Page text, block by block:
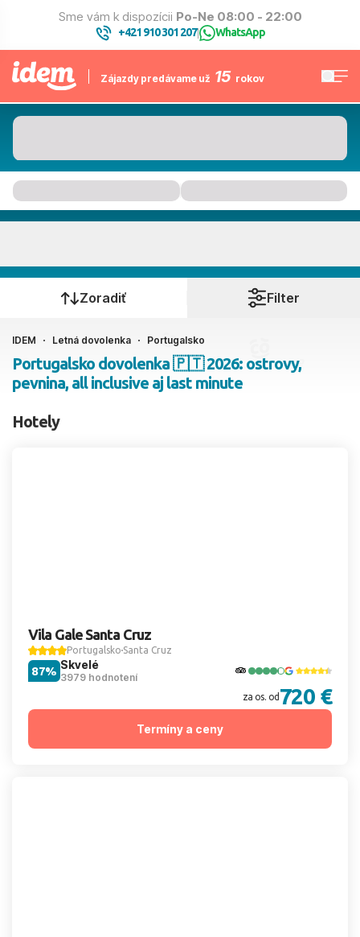
Sme vám k dispozícii Po-Ne 08:00 - 22:00
+421 910 301 207| WhatsApp
Zájazdy predávame už 15 rokov
Kedy cestujete?
Ako cestujete?
Zoradiť Filter
IDEM Letná dovolenka Portugalsko
Portugalsko dovolenka 🇵🇹 2026: ostrovy,
pevnina, all inclusive aj last minute
Hotely
Vila Gale Santa Cruz
Portugalsko Santa Cruz
Skvelé
3979 hodnotení
87%
za os. od 720 €
Termíny a ceny